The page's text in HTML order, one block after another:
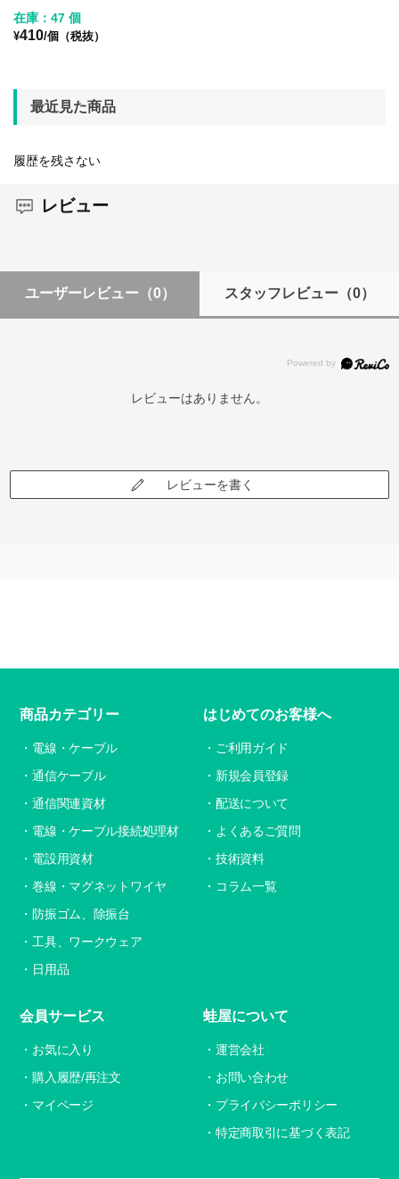
在庫：47 個
¥410/個（税抜）
最近見た商品
履歴を残さない
レビュー
ユーザーレビュー （0） スタッフレビュー（0）
レビューはありません。
レビューを書く
商品カテゴリー
電線・ケーブル
通信ケーブル
通信関連資材
電線・ケーブル接続処理材
電設用資材
巻線・マグネットワイヤ
防振ゴム、除振台
工具、ワークウェア
日用品
はじめてのお客様へ
ご利用ガイド
新規会員登録
配送について
よくあるご質問
技術資料
コラム一覧
会員サービス
お気に入り
購入履歴/再注文
マイページ
蛙屋について
運営会社
お問い合わせ
プライバシーポリシー
特定商取引に基づく表記